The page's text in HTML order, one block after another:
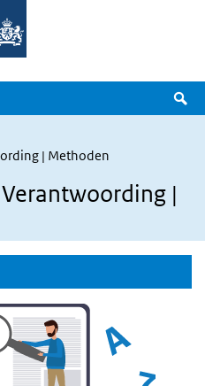
| Methoden
|